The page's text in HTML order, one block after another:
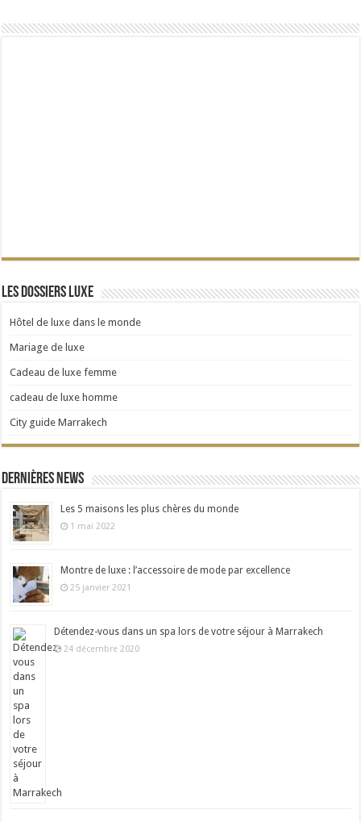
Les dossiers Luxe
Hôtel de luxe dans le monde
Mariage de luxe
Cadeau de luxe femme
cadeau de luxe homme
City guide Marrakech
Dernières news
Les 5 maisons les plus chères du monde
1 mai 2022
Montre de luxe : l’accessoire de mode par excellence
25 janvier 2021
Détendez-vous dans un spa lors de votre séjour à Marrakech
24 décembre 2020